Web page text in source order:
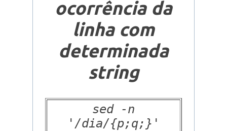
ocorrência da
linha com
determinada
string
sed -n
'/dia/{p;q;}'